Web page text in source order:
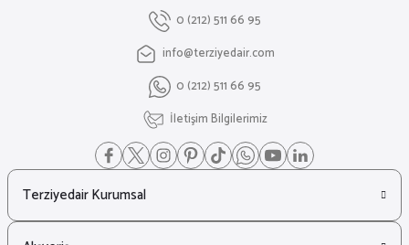
0 (212) 511 66 95
info@terziyedair.com
0 (212) 511 66 95
İletişim Bilgilerimiz
Terziyedair Kurumsal